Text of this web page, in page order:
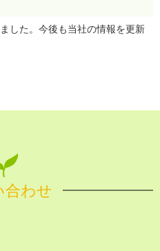
した。今後も当社の情報を更新
合わせ